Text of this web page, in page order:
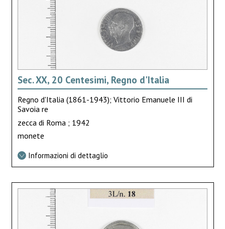
Sec. XX, 20 Centesimi, Regno d'Italia
Regno d'Italia (1861-1943); Vittorio Emanuele III di
Savoia re
zecca di Roma ; 1942
monete
Informazioni di dettaglio